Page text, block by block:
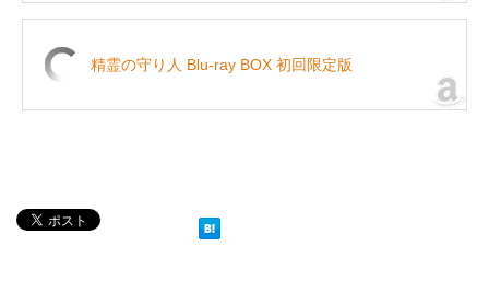
精霊の守り人 Blu-ray BOX 初回限定版